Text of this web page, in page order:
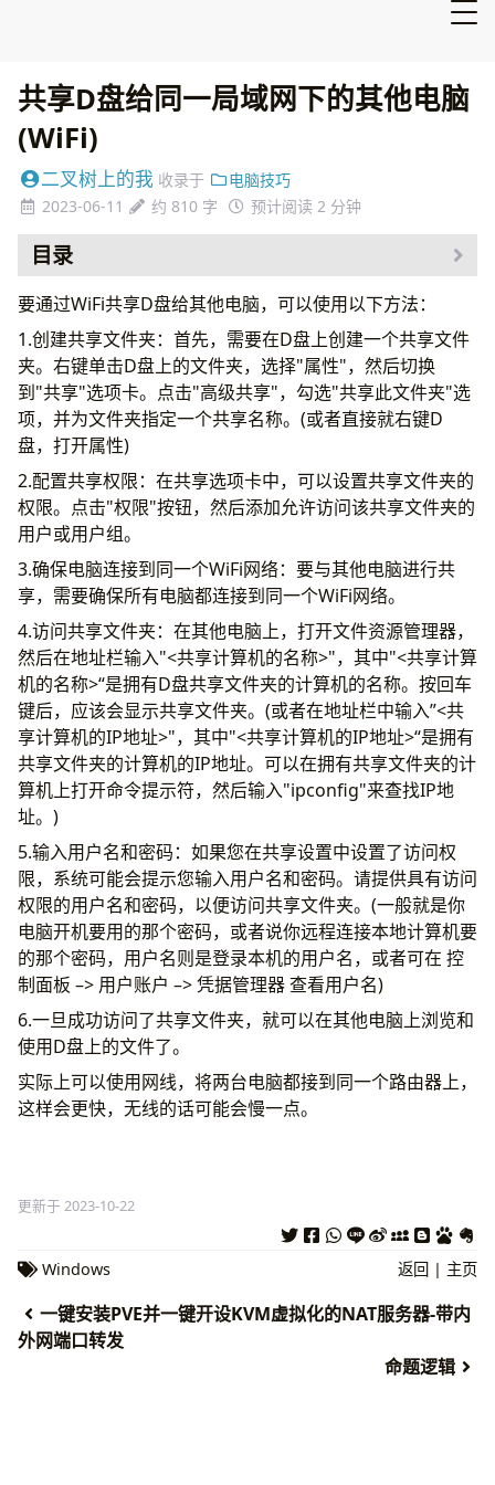
共享D盘给同一局域网下的其他电脑
(WiFi)
二叉树上的我 收录于
电脑技巧
2023-06-11
约 810 字 预计阅读 2 分钟
目录
要通过WiFi共享D盘给其他电脑，可以使用以下方法：
1.创建共享文件夹：首先，需要在D盘上创建一个共享文件
夹。右键单击D盘上的文件夹，选择"属性"，然后切换
到"共享"选项卡。点击"高级共享"，勾选"共享此文件夹"选
项，并为文件夹指定一个共享名称。(或者直接就右键D
盘，打开属性)
2.配置共享权限：在共享选项卡中，可以设置共享文件夹的
权限。点击"权限"按钮，然后添加允许访问该共享文件夹的
用户或用户组。
3.确保电脑连接到同一个WiFi网络：要与其他电脑进行共
享，需要确保所有电脑都连接到同一个WiFi网络。
4.访问共享文件夹：在其他电脑上，打开文件资源管理器，
然后在地址栏输入"<共享计算机的名称>"，其中"<共享计算
机的名称>“是拥有D盘共享文件夹的计算机的名称。按回车
键后，应该会显示共享文件夹。(或者在地址栏中输入”<共
享计算机的IP地址>"，其中"<共享计算机的IP地址>“是拥有
共享文件夹的计算机的IP地址。可以在拥有共享文件夹的计
算机上打开命令提示符，然后输入"ipconfig"来查找IP地
址。)
5.输入用户名和密码：如果您在共享设置中设置了访问权
限，系统可能会提示您输入用户名和密码。请提供具有访问
权限的用户名和密码，以便访问共享文件夹。(一般就是你
电脑开机要用的那个密码，或者说你远程连接本地计算机要
的那个密码，用户名则是登录本机的用户名，或者可在 控
制面板 –> 用户账户 –> 凭据管理器 查看用户名)
6.一旦成功访问了共享文件夹，就可以在其他电脑上浏览和
使用D盘上的文件了。
实际上可以使用网线，将两台电脑都接到同一个路由器上，
这样会更快，无线的话可能会慢一点。
更新于 2023-10-22
Windows 返回 | 主页
一键安装PVE并一键开设KVM虚拟化的NAT服务器-带内
外网端口转发
命题逻辑